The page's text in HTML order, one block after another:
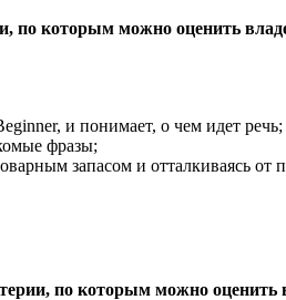
по которым можно оценить
и понимает, о чем идет речь;
фразы;
запасом и отталкиваясь от
по которым можно оценить